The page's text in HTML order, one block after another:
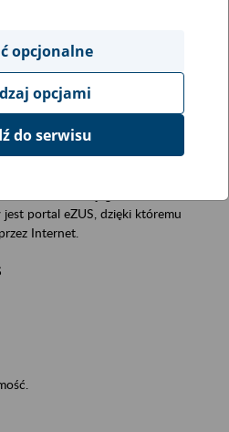
ZUS eZUS
portal eZUS, dzięki któremu
Internet.
opcjonalne
opcjami
do serwisu